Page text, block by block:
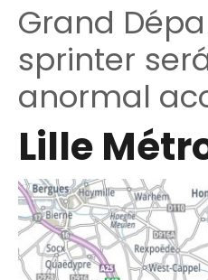
Grand
sprinter
anormal
Lille